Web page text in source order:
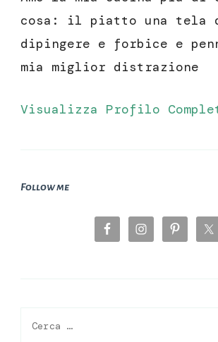
cosa: il piatto una tela
dipingere e forbice e
mia miglior distrazione
Visualizza Profilo
Follow me
Ricerca